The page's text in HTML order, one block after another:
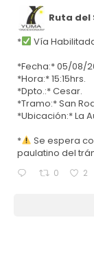
Ruta del
* Vía
*Fecha:* 05/08/
*Hora:* 15:15hrs.
*Dpto.:* Cesar.
*Tramo:* San
*Ubicación:* La
*
Se espera
paulatino del
0 2